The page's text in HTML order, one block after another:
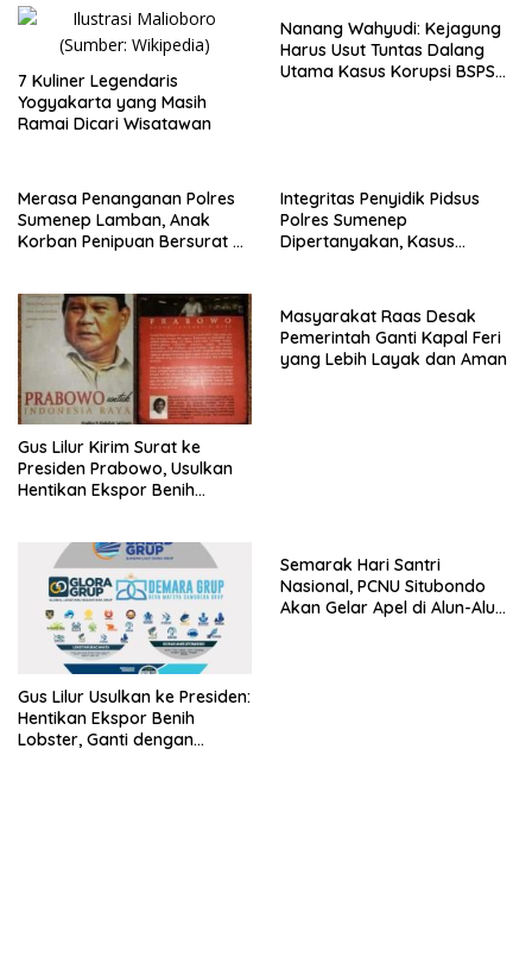
7 Kuliner Legendaris
Yogyakarta yang Masih
Ramai Dicari Wisatawan
Nanang Wahyudi: Kejagung
Harus Usut Tuntas Dalang
Utama Kasus Korupsi BSPS
Merasa Penanganan Polres
Sumenep Lamban, Anak
Korban Penipuan Bersurat ke
Integritas Penyidik Pidsus
Polres Sumenep
Dipertanyakan, Kasus
Kepastian
Gus Lilur Kirim Surat ke
Presiden Prabowo, Usulkan
Hentikan Ekspor Benih
Masyarakat Raas Desak
Pemerintah Ganti Kapal Feri
yang Lebih Layak dan Aman
Gus Lilur Usulkan ke Presiden:
Hentikan Ekspor Benih
Lobster, Ganti dengan
Semarak Hari Santri
Nasional, PCNU Situbondo
Akan Gelar Apel di Alun-Alun